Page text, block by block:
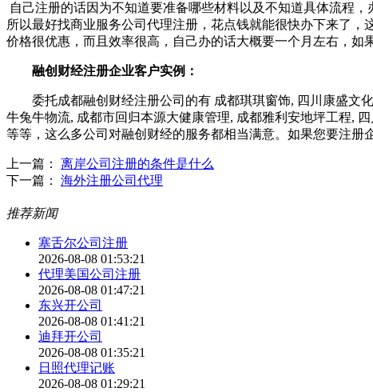
自己注册的话因为不知道要准备哪些材料以及不知道具体流程
所以最好找商业服务公司代理注册，花点钱就能很快办下来了
价格很优惠，而且效率很高，自己办的话大概要一个月左右，如
融创财经注册企业客户实例：
委托成都融创财经注册公司的有 成都琪琪窗饰, 四川康盛文化
牛兔牛物流, 成都市回归本源大健康管理, 成都雅利安地坪工程,
等等，这么多公司对融创财经的服务都相当满意。如果您要注册
上一篇： 离岸公司注册的条件是什么
下一篇： 海外注册公司代理
推荐新闻
塞舌尔公司注册
2026-08-08 01:53:21
代理美国公司注册
2026-08-08 01:47:21
东兴开公司
2026-08-08 01:41:21
迪拜开公司
2026-08-08 01:35:21
日照代理记账
2026-08-08 01:29:21